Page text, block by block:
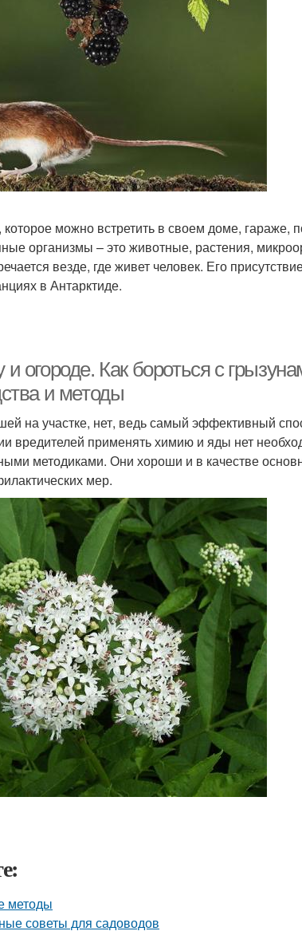
можно встретить в своем доме, гараже,
организмы – это животные, растения,
везде, где живет человек. Его
в Антарктиде.
огороде. Как бороться с
и методы
на участке, нет, ведь самый эффективный
вредителей применять химию и яды нет
методиками. Они хороши и в качестве
мер.
методы
советы для садоводов